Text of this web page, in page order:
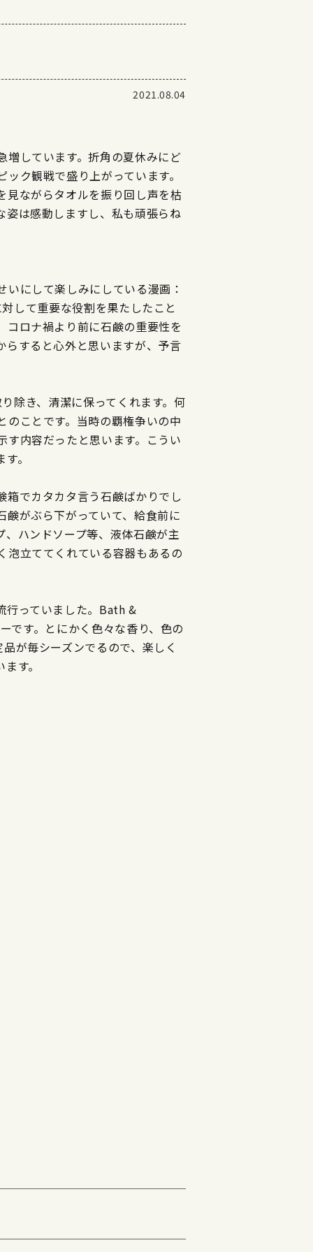
2021.08.04
増しています。折角の夏休みにど
ク観戦で盛り上がっています。
見ながらタオルを振り回し声を枯
姿は感動しますし、私も頑張らね
にして楽しみにしている漫画：
して重要な役割を果たしたこと
ロナ禍より前に石鹸の重要性を
らすると心外と思いますが、予言
除き、清潔に保ってくれます。何
ことです。当時の覇権争いの中
内容だったと思います。こうい
。
でカタカタ言う石鹸ばかりでし
がぶら下がっていて、給食前に
ハンドソープ等、液体石鹸が主
泡立ててくれている容器もあるの
行っていました。Bath &
です。とにかく色々な香り、色の
が毎シーズンでるので、楽しく
す。